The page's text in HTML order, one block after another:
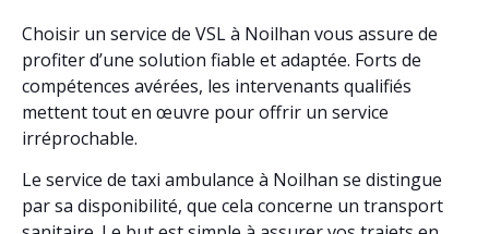
Choisir un service de VSL à Noilhan vous assure de
profiter d’une solution fiable et adaptée. Forts de
compétences avérées, les intervenants qualifiés
mettent tout en œuvre pour offrir un service
irréprochable.
Le service de taxi ambulance à Noilhan se distingue
par sa disponibilité, que cela concerne un transport